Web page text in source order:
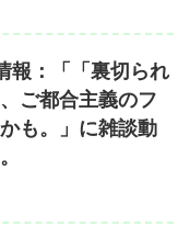
：「「裏切られ
ご都合主義のフ
も。」に雑談動